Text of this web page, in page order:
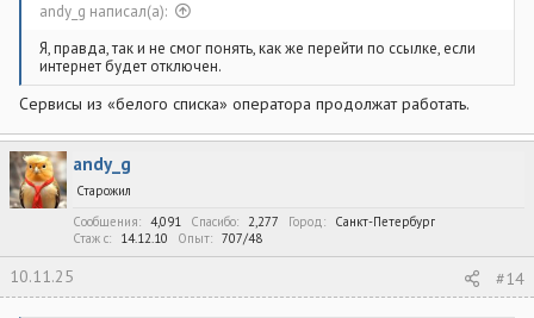
andy_g написал(а):
Я, правда, так и не смог понять, как же перейти по ссылке, если
интернет будет отключен.
Сервисы из «белого списка» оператора продолжат работать.
andy_g
Старожил
Сообщения
4,091 Спасибо 2,277 Город
Санкт-Петербург
Стаж c
14.12.10 Опыт 707/48
10.11.25 #14